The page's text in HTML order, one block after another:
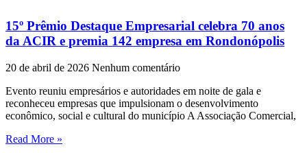
15º Prêmio Destaque Empresarial celebra 70 anos
da ACIR e premia 142 empresa em Rondonópolis
20 de abril de 2026 Nenhum comentário
Evento reuniu empresários e autoridades em noite de gala e
reconheceu empresas que impulsionam o desenvolvimento
econômico, social e cultural do município A Associação Comercial,
Read More »